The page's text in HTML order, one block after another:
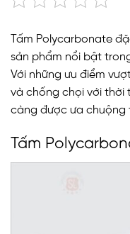
Tấm Polycarbonate
sản phẩm nổi bật
Với những ưu điểm
và chống chọi với thời
càng được ưa chuộng
Tấm